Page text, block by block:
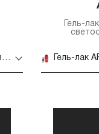
Гель-лак ART In Detail Neon Flash светоотражающий 6 мл (005)
Гель-